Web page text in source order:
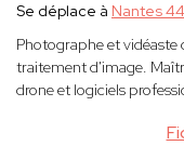
Se déplace à Nantes
Photographe et vidéaste
traitement d'image.
drone et logiciels